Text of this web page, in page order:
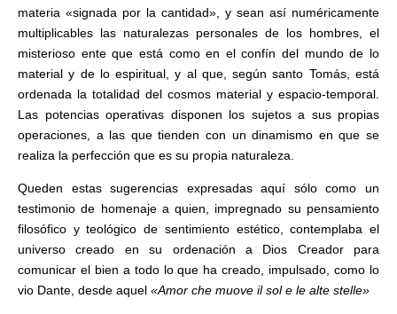
materia «signada por la cantidad», y sean así numéricamente
multiplicables las naturalezas personales de los hombres, el
misterioso ente que está como en el confín del mundo de lo
material y de lo espiritual, y al que, según santo Tomás, está
ordenada la totalidad del cosmos material y espacio-temporal.
Las potencias operativas disponen los sujetos a sus propias
operaciones, a las que tienden con un dinamismo en que se
realiza la perfección que es su propia naturaleza.
Queden estas sugerencias expresadas aquí sólo como un
testimonio de homenaje a quien, impregnado su pensamiento
filosófico y teológico de sentimiento estético, contemplaba el
universo creado en su ordenación a Dios Creador para
comunicar el bien a todo lo que ha creado, impulsado, como lo
vio Dante, desde aquel «Amor che muove il sol e le alte stelle»